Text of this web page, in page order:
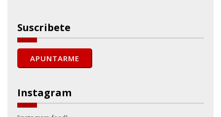
Suscribete
Instagram